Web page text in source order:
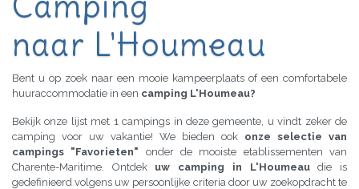
naar L'Houmeau
Bent u op zoek naar een mooie kampeerplaats of een comfortabele
huuraccommodatie in een camping L'Houmeau?
Bekijk onze lijst met 1 campings in deze gemeente, u vindt zeker de
camping voor uw vakantie! We bieden ook onze selectie van
campings "Favorieten" onder de mooiste etablissementen van
Charente-Maritime. Ontdek uw camping in L'Houmeaudie is
gedefinieerd volgens uw persoonlijke criteria door uw zoekopdracht te